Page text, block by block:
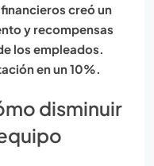
creó un
y recompensas
los empleados.
en un 10%.
disminuir